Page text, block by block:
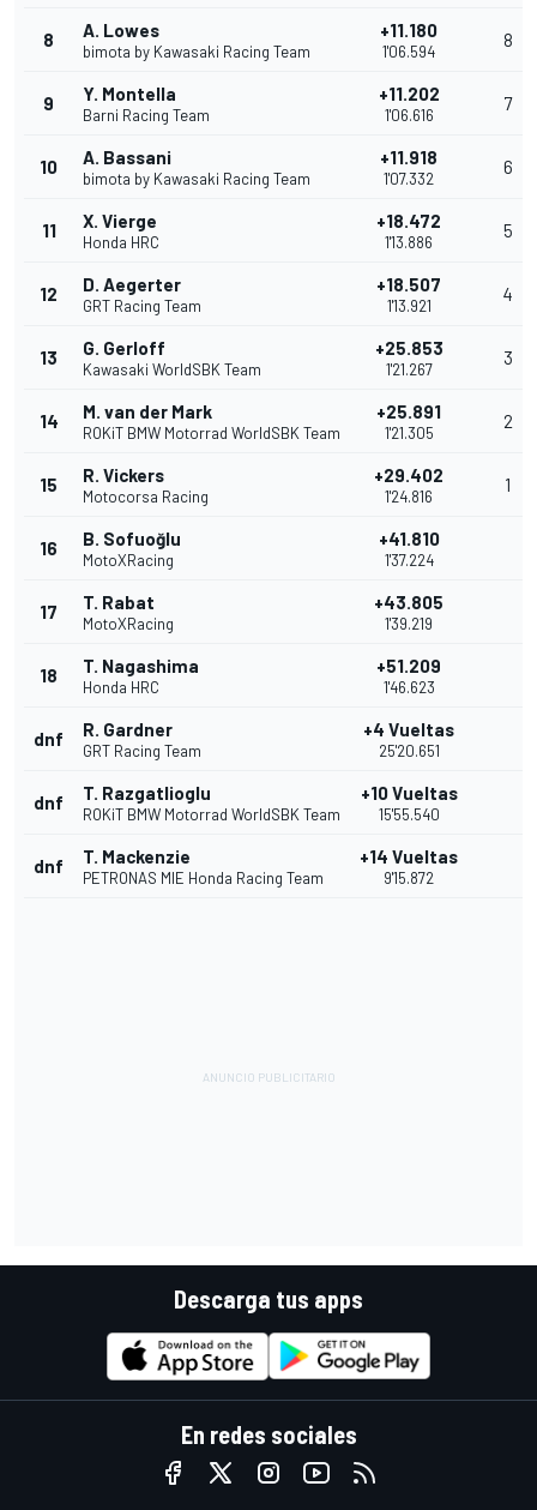
8 A. Lowes
bimota by Kawasaki Racing Team
+11.180
1'06.594
8
9 Y. Montella
Barni Racing Team
+11.202
1'06.616
7
10 A. Bassani
bimota by Kawasaki Racing Team
+11.918
1'07.332
6
11 X. Vierge
Honda HRC
+18.472
1'13.886
5
12 D. Aegerter
GRT Racing Team
+18.507
1'13.921
4
13 G. Gerloff
Kawasaki WorldSBK Team
+25.853
1'21.267
3
14 M. van der Mark
ROKiT BMW Motorrad WorldSBK Team
+25.891
1'21.305
2
15 R. Vickers
Motocorsa Racing
+29.402
1'24.816
1
16 B. Sofuoğlu
MotoXRacing
+41.810
1'37.224
17 T. Rabat
MotoXRacing
+43.805
1'39.219
18 T. Nagashima
Honda HRC
+51.209
1'46.623
dnf R. Gardner
GRT Racing Team
+4 Vueltas
25'20.651
dnf T. Razgatlioglu
ROKiT BMW Motorrad WorldSBK Team
+10 Vueltas
15'55.540
dnf T. Mackenzie
PETRONAS MIE Honda Racing Team
+14 Vueltas
9'15.872
Descarga tus apps
En redes sociales